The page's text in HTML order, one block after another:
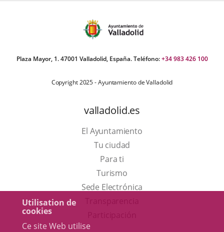
Utilisation de
cookies
Ce site Web utilise
Plaza Mayor, 1. 47001 Valladolid, España. Teléfono:+34 983 426 100
Copyright 2025 - Ayuntamiento de Valladolid
valladolid.es
El Ayuntamiento
Tu ciudad
Para ti
TurismoEste
enlace
Sede Electrónica